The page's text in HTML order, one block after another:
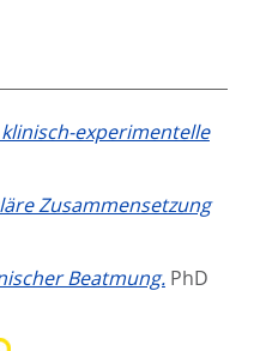
experimentelle
Zusammensetzung
Beatmung. PhD